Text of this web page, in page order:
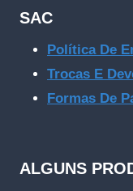
SAC
Política De
Trocas E
Formas De
ALGUNS